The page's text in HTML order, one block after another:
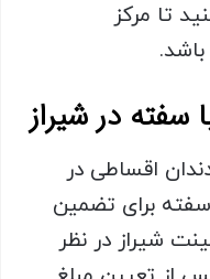
تا مرکز
سفته در شیراز
اقساطی در
برای تضمین
شیراز در نظر